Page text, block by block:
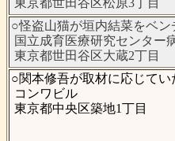
○怪盗山猫が垣内結菜をベン
国立成育医療研究センター
東京都世田谷区大蔵2丁目
○関本修吾が取材に応じてい
コンワビル
東京都中央区築地1丁目